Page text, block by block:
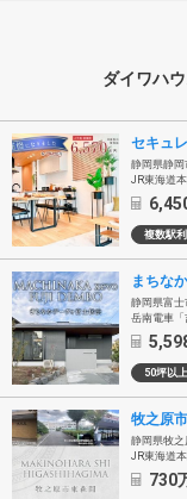
ダイワハ
セキュ
静岡県静岡
JR東海道本線「
複数駅
まちな
静岡県富士
岳南電車
50坪以上
牧之原
静岡県牧之
JR東海道本線「
730